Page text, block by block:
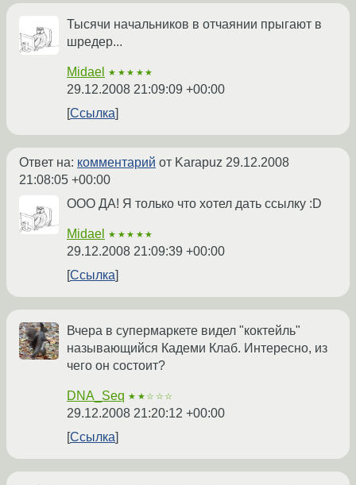
Тысячи начальников в отчаянии прыгают в
шредер...
Midael ★★★★★
29.12.2008 21:09:09 +00:00
Ссылка
Ответ на: комментарий от Karapuz 29.12.2008
21:08:05 +00:00
ООО ДА! Я только что хотел дать ссылку :D
Midael ★★★★★
29.12.2008 21:09:39 +00:00
Ссылка
Вчера в супермаркете видел "коктейль"
называющийся Кадеми Клаб. Интересно, из
чего он состоит?
DNA_Seq ★★☆☆☆
29.12.2008 21:20:12 +00:00
Ссылка